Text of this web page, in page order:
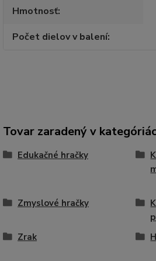
Hmotnosť
Počet dielov v balení
Tovar zaradený v
Edukačné hračky
Zmyslové hračky
Zrak